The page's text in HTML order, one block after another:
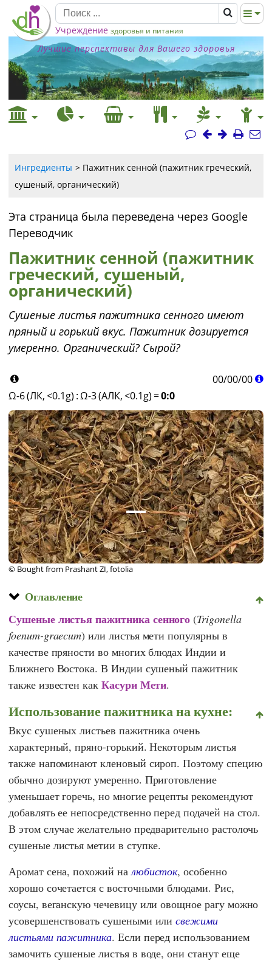
Учреждение здоровья и питания
Лучшие перспективы для Вашего здоровья
Ингредиенты
Пажитник сенной (пажитник греческий,
сушеный, органический)
Эта страница была переведена через Google
Переводчик
Пажитник сенной (пажитник
греческий, сушеный,
органический)
Сушеные листья пажитника сенного имеют
пряный и горький вкус. Пажитник дозируется
умеренно. Органический? Сырой?
00/00/00
Ω-6 (ЛК, <0.1g) :Ω-3 (АЛК, <0.1g) =0:0
© Bought from Prashant ZI, fotolia
Оглавление
Сушеные листья пажитника сенного(Trigonella
foenum-graecum) или листья мети популярны в
качестве пряности во многих блюдах Индии и
Ближнего Востока. В Индии сушеный пажитник
также известен как Касури Мети.
Использование пажитника на кухне:
Вкус сушеных листьев пажитника очень
характерный, пряно-горький. Некоторым листья
также напоминают кленовый сироп. Поэтому специю
обычно дозируют умеренно. Приготовление
уменьшает горечь, но многие рецепты рекомендуют
добавлять ее непосредственно перед подачей на стол.
В этом случае желательно предварительно растолочь
сушеные листья метии в ступке.
Аромат сена, похожий налюбисток, особенно
хорошо сочетается с восточными блюдами. Рис,
соусы, веганскую чечевицу или овощное рагу можно
усовершенствовать сушеными илисвежими
листьями пажитника. Если перед использованием
замочить сушеные листья в воде, они станут еще